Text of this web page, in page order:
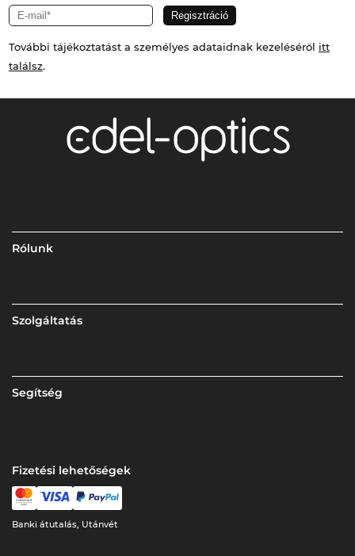
További tájékoztatást a személyes adataidnak kezeléséről itt
találsz.
Rólunk
Szolgáltatás
Segítség
Fizetési lehetőségek
Banki átutalás, Utánvét